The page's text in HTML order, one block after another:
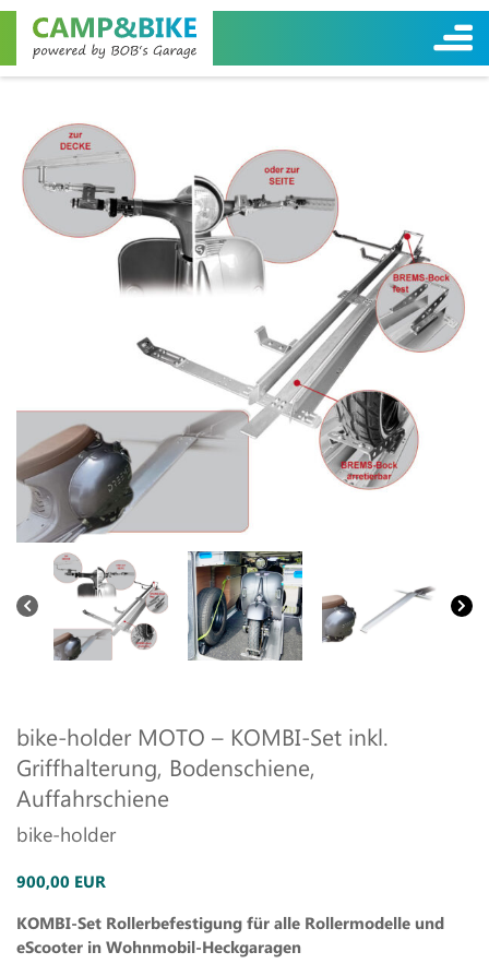
bike-holder MOTO – KOMBI-Set inkl.
Griffhalterung, Bodenschiene,
Auffahrschiene
bike-holder
900,00 EUR
KOMBI-Set Rollerbefestigung für alle Rollermodelle und
eScooter in Wohnmobil-Heckgaragen